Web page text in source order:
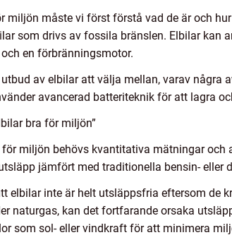
miljön måste vi först förstå vad de är och
som drivs av fossila bränslen. Elbilar kan
en förbränningsmotor.
av elbilar att välja mellan, varav några
avancerad batteriteknik för att lagra
bra för miljön”
miljön behövs kvantitativa mätningar
jämfört med traditionella bensin- eller
elbilar inte är helt utsläppsfria eftersom de
naturgas, kan det fortfarande orsaka
som sol- eller vindkraft för att minimera